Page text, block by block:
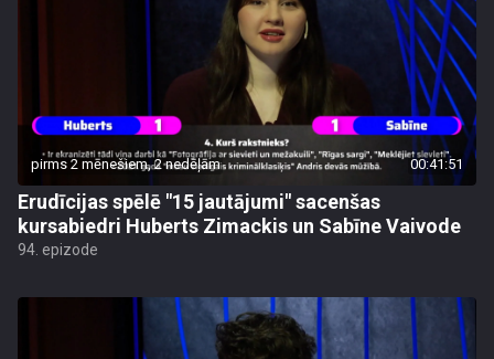
pirms 2 mēnešiem, 2 nedēļām 00:41:51
Erudīcijas spēlē "15 jautājumi" sacenšas
kursabiedri Huberts Zimackis un Sabīne Vaivode
94. epizode